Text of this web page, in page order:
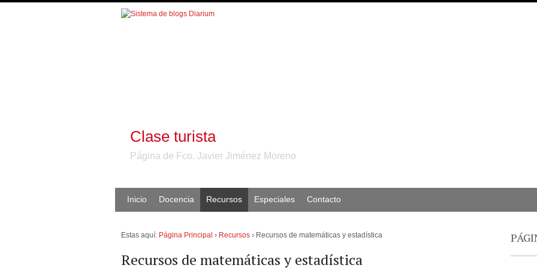
Clase turista
Página de Fco. Javier Jiménez Moreno
Inicio Docencia Recursos Especiales Contacto
Estas aquí: Página Principal › Recursos › Recursos de matemáticas y estadística
Recursos de matemáticas y estadística